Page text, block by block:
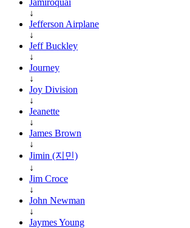
↓
Jefferson Airplane
↓
Jeff Buckley
↓
Journey
↓
Joy Division
↓
Jeanette
↓
James Brown
↓
Jimin (지민)
↓
Jim Croce
↓
John Newman
↓
Jaymes Young